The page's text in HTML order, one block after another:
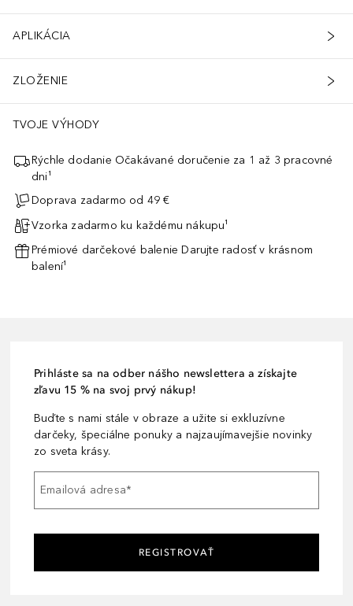
APLIKÁCIA
ZLOŽENIE
TVOJE VÝHODY
Rýchle dodanie Očakávané doručenie za 1 až 3 pracovné
dni¹
Doprava zadarmo od 49 €
Vzorka zadarmo ku každému nákupu¹
Prémiové darčekové balenie Darujte radosť v krásnom
balení¹
Prihláste sa na odber nášho newslettera a získajte
zľavu 15 % na svoj prvý nákup!
Buďte s nami stále v obraze a užite si exkluzívne
darčeky, špeciálne ponuky a najzaujímavejšie novinky
zo sveta krásy.
Emailová adresa*
REGISTROVAŤ